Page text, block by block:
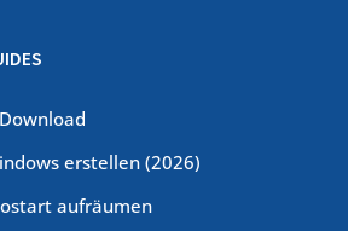
erstellen (2026)
aufräumen